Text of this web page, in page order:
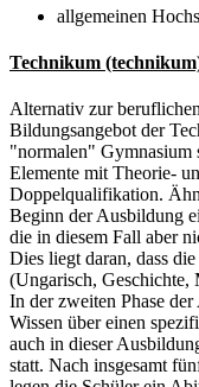
allgemeinen
Technikum
Alternativ zur
Bildungsangebot der
"normalen" Gymnasium
Elemente mit Theorie-
Doppelqualifikation.
Beginn der Ausbildung
die in diesem Fall aber
Dies liegt daran, dass
(Ungarisch, Geschichte,
In der zweiten Phase
Wissen über einen
auch in dieser
statt. Nach insgesamt